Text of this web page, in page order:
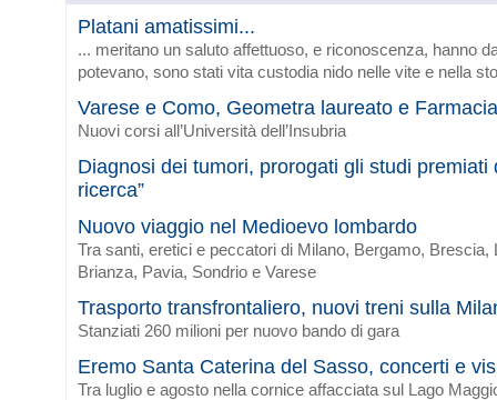
Platani amatissimi...
... meritano un saluto affettuoso, e riconoscenza, hanno
potevano, sono stati vita custodia nido nelle vite e nella
Varese e Como, Geometra laureato e Farmacia
Nuovi corsi all’Università dell’Insubria
Diagnosi dei tumori, prorogati gli studi premiati
ricerca”
Nuovo viaggio nel Medioevo lombardo
Tra santi, eretici e peccatori di Milano, Bergamo, Brescia,
Brianza, Pavia, Sondrio e Varese
Trasporto transfrontaliero, nuovi treni sulla
Stanziati 260 milioni per nuovo bando di gara
Eremo Santa Caterina del Sasso, concerti e
Tra luglio e agosto nella cornice affacciata sul Lago